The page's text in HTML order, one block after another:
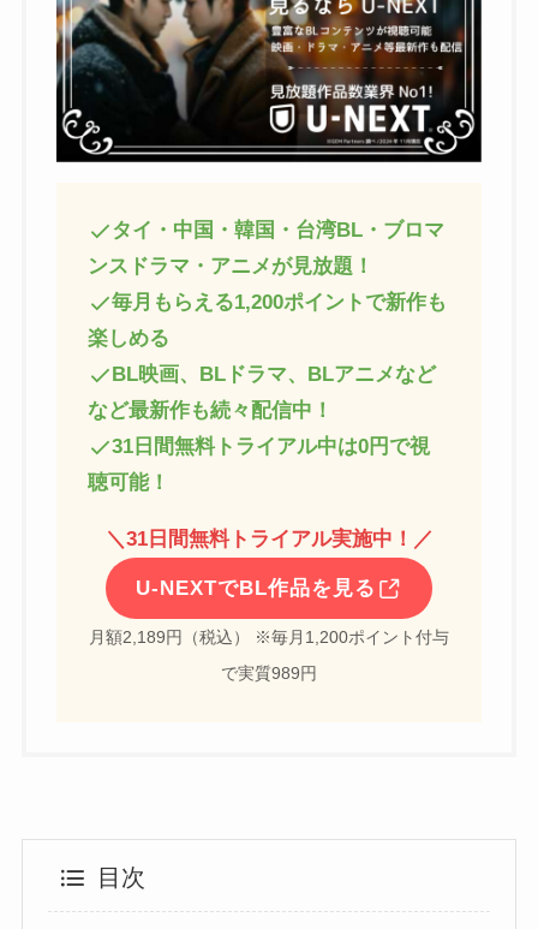
タイ・中国・韓国・台湾BL・ブロマ
ンスドラマ・アニメが見放題！
毎月もらえる1,200ポイントで新作も
楽しめる
BL映画、BLドラマ、BLアニメなど
など最新作も続々配信中！
31日間無料トライアル中は0円で視
聴可能！
＼31日間無料トライアル実施中！ ／
U-NEXTでBL作品を見る
月額2,189円（税込） ※毎月1,200ポイント付与
で実質989円
目次